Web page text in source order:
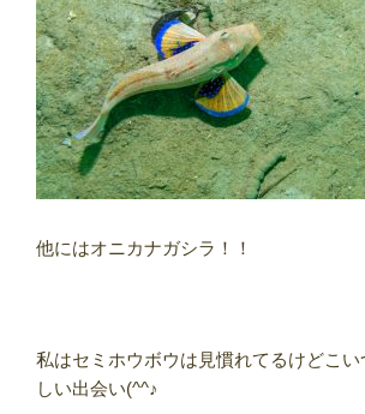
他にはオニカナガシラ！！
私はセミホウボウは見慣れてるけどこ
しい出会い(^^♪